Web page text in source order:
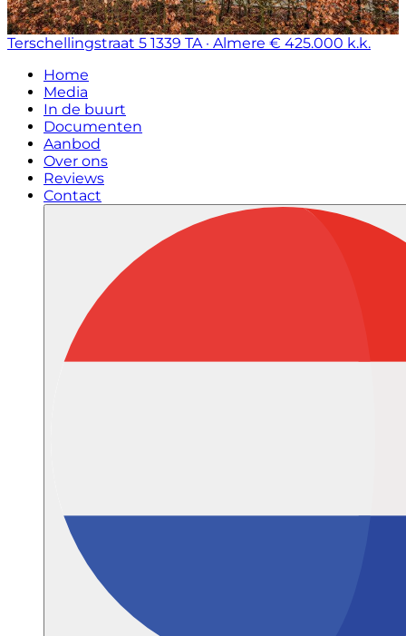
Terschellingstraat 5 1339 TA · Almere € 425.000 k.k.
Home
Media
In de buurt
Documenten
Aanbod
Over ons
Reviews
Contact